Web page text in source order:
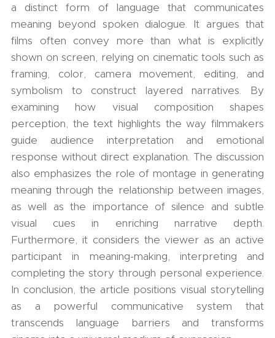
a distinct form of language that communicates
meaning beyond spoken dialogue. It argues that
films often convey more than what is explicitly
shown on screen, relying on cinematic tools such as
framing, color, camera movement, editing, and
symbolism to construct layered narratives. By
examining how visual composition shapes
perception, the text highlights the way filmmakers
guide audience interpretation and emotional
response without direct explanation. The discussion
also emphasizes the role of montage in generating
meaning through the relationship between images,
as well as the importance of silence and subtle
visual cues in enriching narrative depth.
Furthermore, it considers the viewer as an active
participant in meaning-making, interpreting and
completing the story through personal experience.
In conclusion, the article positions visual storytelling
as a powerful communicative system that
transcends language barriers and transforms